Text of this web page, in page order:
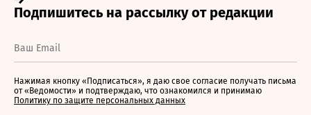
Нажимая кнопку «Подписаться», я даю свое согласие получать письма
от «Ведомости» и подтверждаю, что ознакомился и принимаю
Политику по защите персональных данных